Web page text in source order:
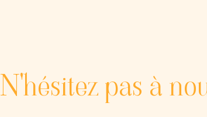
N'hésitez pas à